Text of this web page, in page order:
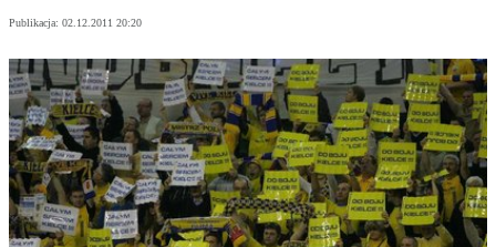
Publikacja: 02.12.2011 20:20